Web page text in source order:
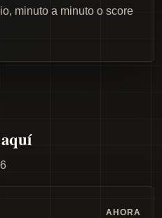
minuto a minuto o score
AHORA